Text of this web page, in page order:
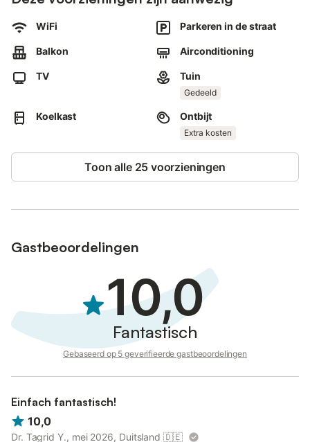
WiFi Parkeren in de straat
Balkon Airconditioning
TV Tuin
Gedeeld
Koelkast Ontbijt
Extra kosten
Toon alle 25 voorzieningen
Gastbeoordelingen
10,0
Fantastisch
Gebaseerd op 5 geverifieerde gastbeoordelingen
Einfach fantastisch!
10,0
Dr. Tagrid Y., mei 2026, Duitsland 🇩🇪